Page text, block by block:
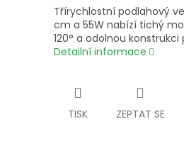
Třírychlostní podlahový
cm a 55W nabízí tichý
120° a odolnou konstrukci
Detailní informace
TISK ZEPTAT SE